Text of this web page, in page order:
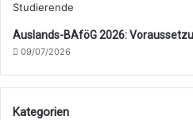
Auslands-BAföG 2026:
09/07/2026
Kategorien